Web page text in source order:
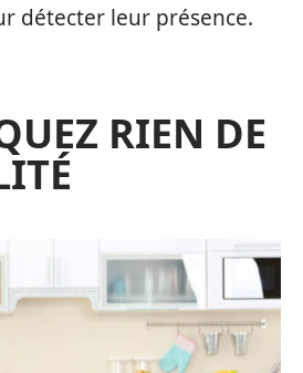
détecter leur présence.
RIEN DE